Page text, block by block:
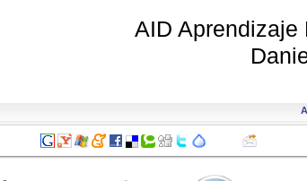
AID Aprendizaje